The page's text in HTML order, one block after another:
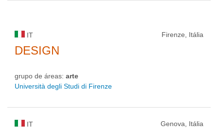
IT Firenze, Itália
DESIGN
grupo de áreas: arte
Università degli Studi di Firenze
IT Genova, Itália